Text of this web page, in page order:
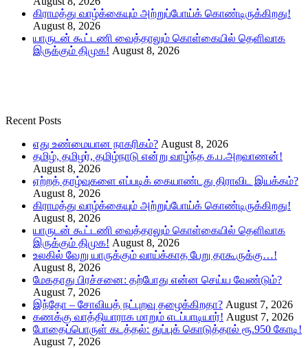
கிராமத்து வாழ்க்கையும் அற்றுப்போய்க் கொண்டிருக்கிறது!
August 8, 2026
யாருடன் கூட்டணி வைத்தாலும் கொள்கையில் தெளிவாக
இருக்கும் திமுக! August 8, 2026
Recent Posts
எது உண்மையான நாகரிகம்? August 8, 2026
தமிழ், தமிழர், தமிழ்நாடு என்று வாழ்ந்த க.ப.அறவாணன்!
August 8, 2026
ஏற்றத் தாழ்வுகளை எப்படிக் கையாண்டது திராவிட இயக்கம்?
August 8, 2026
கிராமத்து வாழ்க்கையும் அற்றுப்போய்க் கொண்டிருக்கிறது!
August 8, 2026
யாருடன் கூட்டணி வைத்தாலும் கொள்கையில் தெளிவாக
இருக்கும் திமுக! August 8, 2026
உலகில் வேறு யாருக்கும் வாய்க்காத பேறு தாகூருக்கு…!
August 8, 2026
மேகதாது பிரச்சனை: தற்போது என்ன செய்ய வேண்டும்?
August 7, 2026
இந்தோ – சோவியத் நட்புறவு தழைக்கிறதா? August 7, 2026
கணக்கு வாத்தியாராக மாறும் எடப்பாடியார்! August 7, 2026
போதைப்பொருள் கடத்தல்: துப்புக் கொடுத்தால் ரூ.950 கோடி!
August 7, 2026